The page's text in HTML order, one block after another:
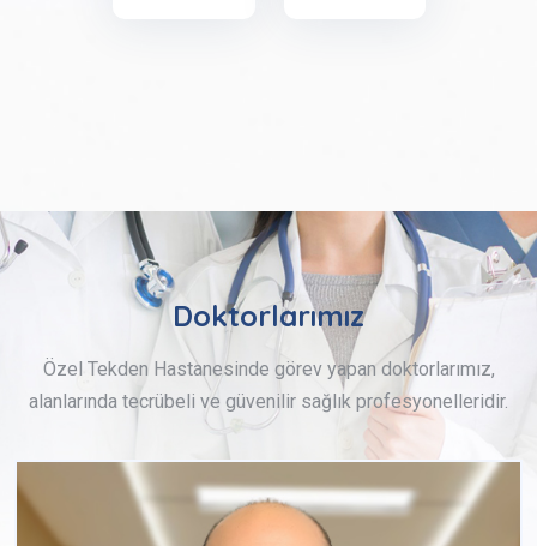
Doktorlarımız
Özel Tekden Hastanesinde görev yapan doktorlarımız,
alanlarında tecrübeli ve güvenilir sağlık profesyonelleridir.